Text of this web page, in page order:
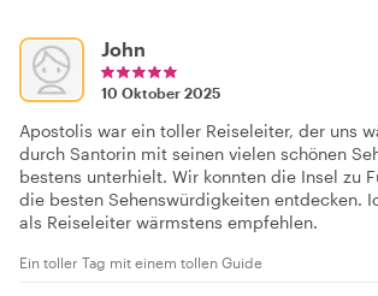
John
10 Oktober 2025
Apostolis war ein toller Reiseleiter, der uns
durch Santorin mit seinen vielen schönen
bestens unterhielt. Wir konnten die Insel zu
die besten Sehenswürdigkeiten entdecken.
als Reiseleiter wärmstens empfehlen.
Ein toller Tag mit einem tollen Guide